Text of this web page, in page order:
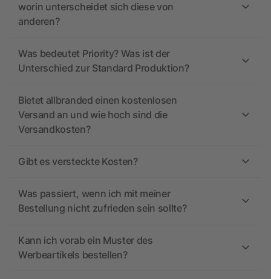
worin unterscheidet sich diese von
anderen?
Was bedeutet Priority? Was ist der
Unterschied zur Standard Produktion?
Bietet allbranded einen kostenlosen
Versand an und wie hoch sind die
Versandkosten?
Gibt es versteckte Kosten?
Was passiert, wenn ich mit meiner
Bestellung nicht zufrieden sein sollte?
Kann ich vorab ein Muster des
Werbeartikels bestellen?